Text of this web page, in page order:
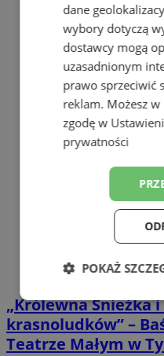
„Królewna Śnieżka
krasnoludków” –
Teatrze Małym w
dane
wybory dotyczą
dostawcy mogą
uzasadnionym
prawo sprzeciwić
reklam. Możesz
zgodę w
prywatności
POKAŻ
Niezbędne